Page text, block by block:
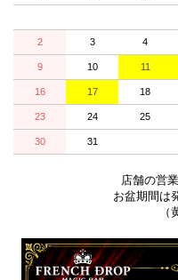
2 3 4
9 10 11
16 17 18
23 24 25
30 31
店舗の営
お盆期間は
（